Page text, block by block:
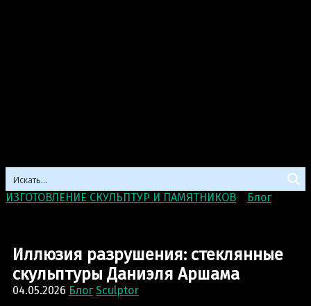
ИЗГОТОВЛЕНИЕ СКУЛЬПТУР И ПАМЯТНИКОВ Блог>
Иллюзия разрушения: стеклянные
скульптуры Даниэля Аршама
04.05.2026 Блог Sculptor